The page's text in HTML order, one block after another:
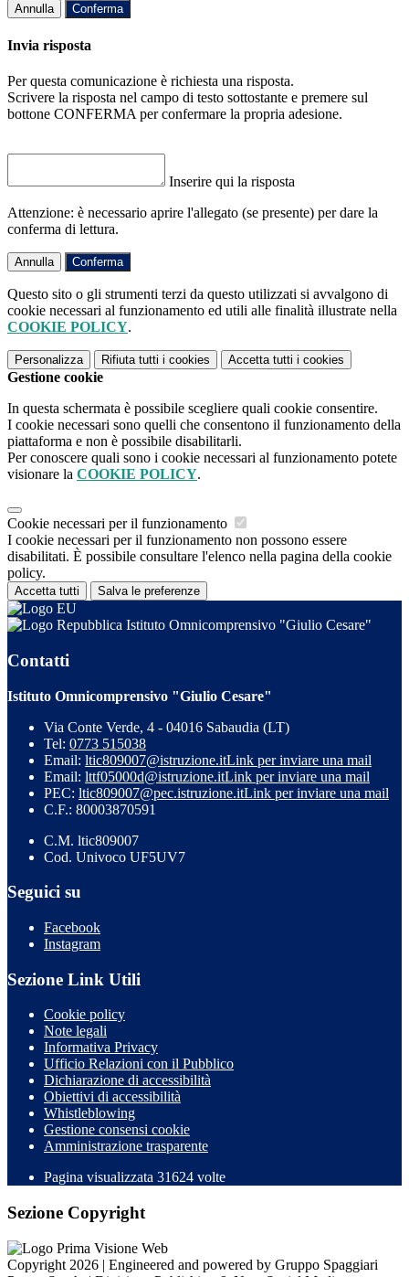
Annulla Conferma
Invia risposta
Per questa comunicazione è richiesta una risposta.
Scrivere la risposta nel campo di testo sottostante e premere sul
bottone CONFERMA per confermare la propria adesione.
Inserire qui la risposta
Attenzione: è necessario aprire l'allegato (se presente) per dare la
conferma di lettura.
Annulla Conferma
Questo sito o gli strumenti terzi da questo utilizzati si avvalgono di
cookie necessari al funzionamento ed utili alle finalità illustrate nella
COOKIE POLICY.
Personalizza Rifiuta tutti i cookies Accetta tutti i cookies
Gestione cookie
In questa schermata è possibile scegliere quali cookie consentire.
I cookie necessari sono quelli che consentono il funzionamento della
piattaforma e non è possibile disabilitarli.
Per conoscere quali sono i cookie necessari al funzionamento potete
visionare la COOKIE POLICY.
Cookie necessari per il funzionamento
I cookie necessari per il funzionamento non possono essere
disabilitati. È possibile consultare l'elenco nella pagina della cookie
policy.
Accetta tutti Salva le preferenze
Istituto Omnicomprensivo "Giulio Cesare"
Contatti
Istituto Omnicomprensivo "Giulio Cesare"
Via Conte Verde, 4 - 04016 Sabaudia (LT)
Tel: 0773 515038
Email: ltic809007@istruzione.itLink per inviare una mail
Email: lttf05000d@istruzione.itLink per inviare una mail
PEC: ltic809007@pec.istruzione.itLink per inviare una mail
C.F.: 80003870591
C.M. ltic809007
Cod. Univoco UF5UV7
Seguici su
Facebook
Instagram
Sezione Link Utili
Cookie policy
Note legali
Informativa Privacy
Ufficio Relazioni con il Pubblico
Dichiarazione di accessibilità
Obiettivi di accessibilità
Whistleblowing
Gestione consensi cookie
Amministrazione trasparente
Pagina visualizzata 31624 volte
Sezione Copyright
Copyright 2026 | Engineered and powered by Gruppo Spaggiari